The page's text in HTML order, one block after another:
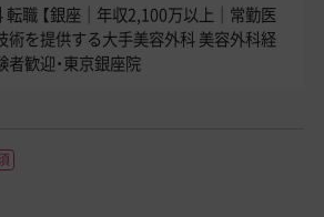
職 【銀座｜年収2,100万以上｜常勤医
術を提供する大手美容外科 美容外科経
歓迎・東京銀座院